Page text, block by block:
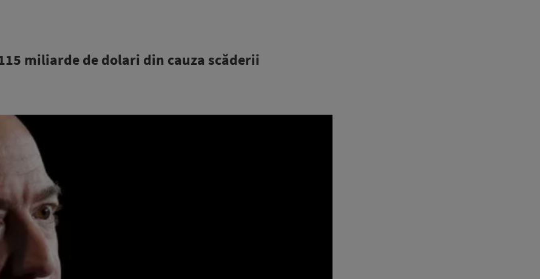
miliarde de dolari din cauza scăderii